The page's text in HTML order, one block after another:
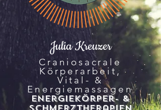
Julia Kreuzer
Craniosacrale
Körperarbeit,
Vital- &
Energiemassagen
Energiekörper- &